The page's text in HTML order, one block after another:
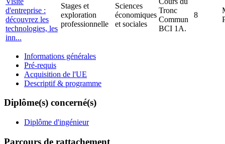
d'entreprise :
découvrez les
technologies, les
inn...
Stages et
exploration
professionnelle
Sciences
économiques
et sociales
Tronc
Commun
BCI 1A.
8
Informations générales
Pré-requis
Acquisition de l'UE
Descriptif & programme
Diplôme(s) concerné(s)
Diplôme d'ingénieur
Parcours de rattachement